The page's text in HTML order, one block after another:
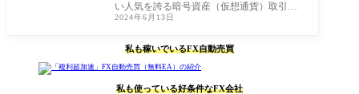
い人気を誇る暗号資産（仮想通貨）取引所
です。その高い取引量とユーザーフレンド
2024年6月13日
私も稼いでいるFX自動売買
私も使っている好条件なFX会社